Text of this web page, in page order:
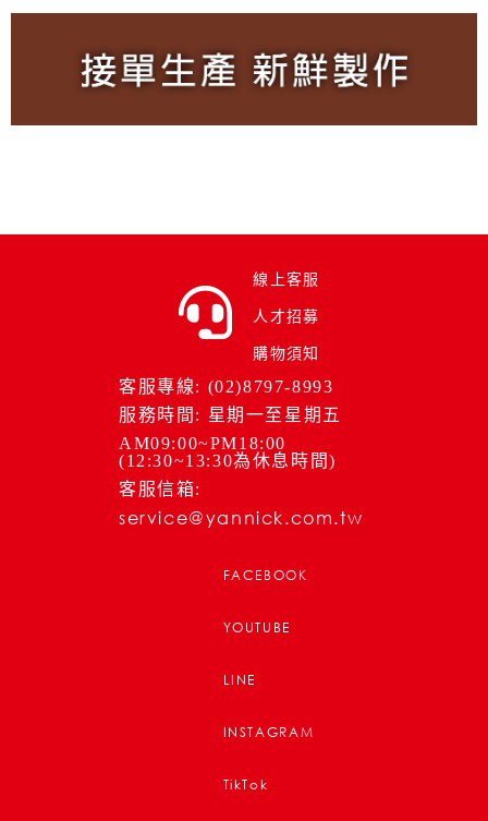
線上客服
人才招募
購物須知
客服專線: (02)8797-8993
服務時間: 星期一至星期五
AM09:00~PM18:00
(12:30~13:30為休息時間)
客服信箱:
service@yannick.com.tw
FACEBOOK
YOUTUBE
LINE
INSTAGRAM
TikTok